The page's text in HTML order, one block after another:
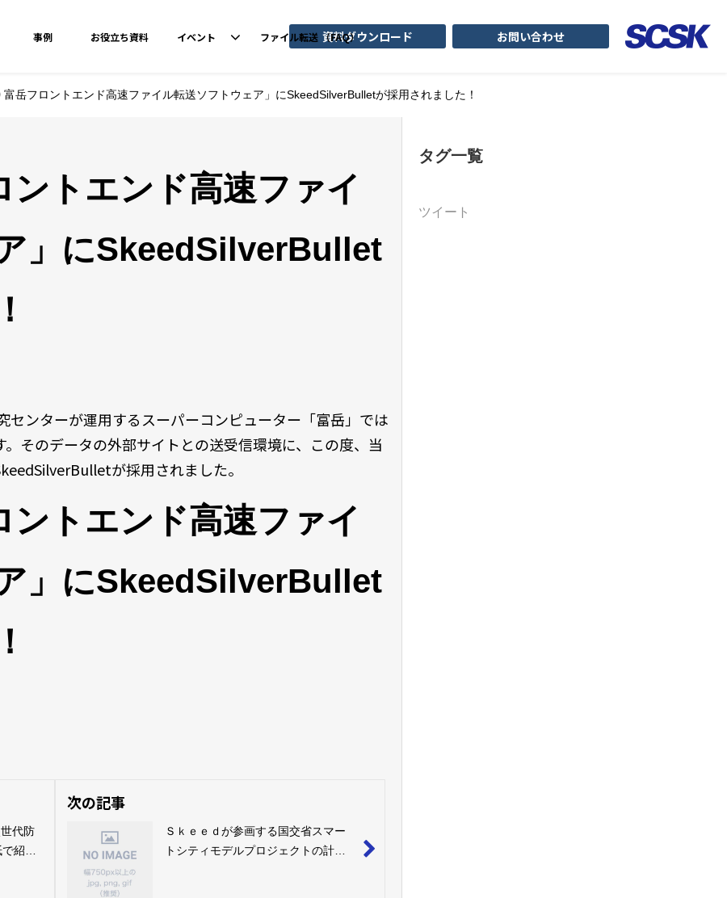
資料ダウンロード お問い合わせ
事例 お役立ち資料 イベント ファイル転送 （FAQ）
富岳フロントエンド高速ファイル転送ソフトウェア」にSkeedSilverBulletが採用されました！
ントエンド高速ファイ
」にSkeedSilverBullet
センターが運用するスーパーコンピューター「富岳」では
そのデータの外部サイトとの送受信環境に、この度、当
が採用されました。
ントエンド高速ファイ
」にSkeedSilverBullet
代防
紹介
次の記事
Ｓｋｅｅｄが参画する国交省スマー
トシティモデルプロジェクトの計画
タグ一覧
ツイート